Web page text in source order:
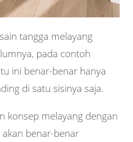
tangga melayang
pada contoh
ini benar-benar hanya
di satu sisinya saja.
konsep melayang dengan
benar-benar